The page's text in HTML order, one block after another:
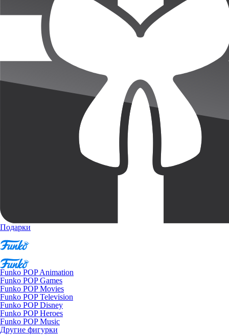
Подарки
Funko POP Animation
Funko POP Games
Funko POP Movies
Funko POP Television
Funko POP Disney
Funko POP Heroes
Funko POP Music
Другие фигурки